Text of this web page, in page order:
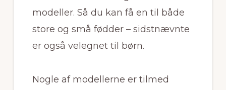
modeller. Så du kan få en til både
store og små fødder – sidstnævnte
er også velegnet til børn.
Nogle af modellerne er tilmed